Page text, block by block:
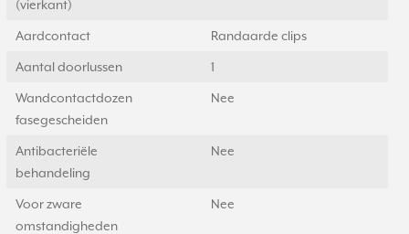
(vierkant)
Aardcontact Randaarde clips
Aantal doorlussen 1
Wandcontactdozen
fasegescheiden
Nee
Antibacteriële
behandeling
Nee
Voor zware
omstandigheden
Nee